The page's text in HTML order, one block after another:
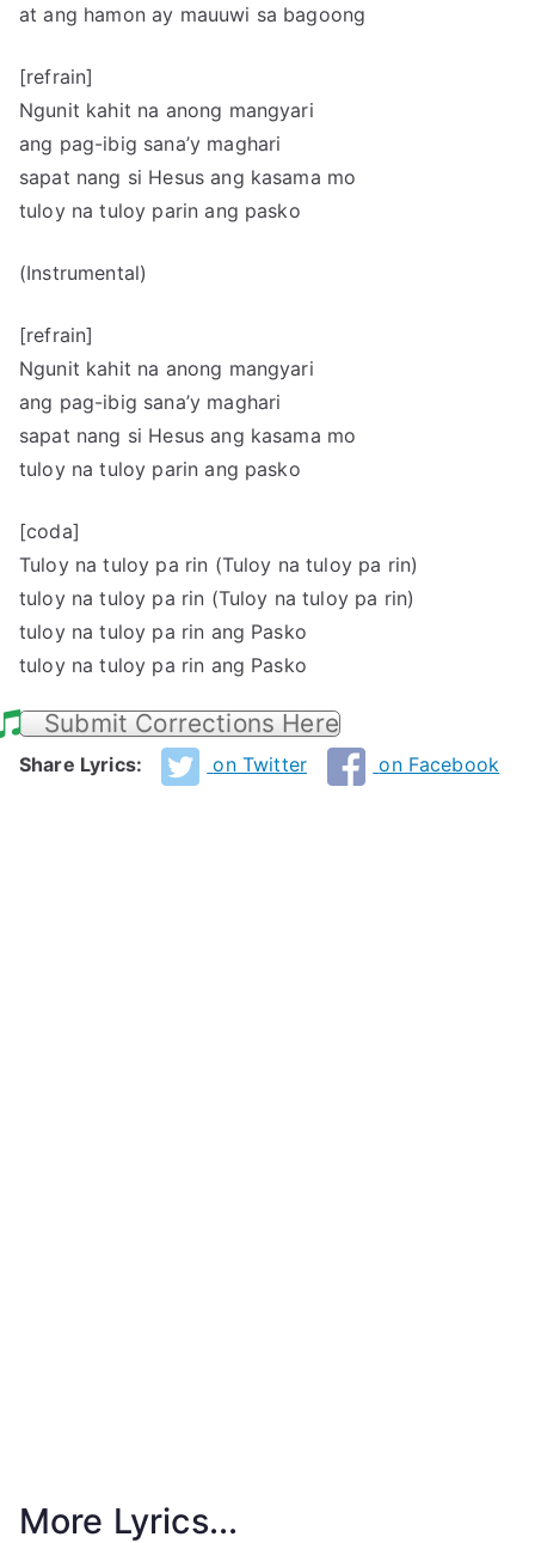
at ang hamon ay mauuwi sa bagoong
[refrain]
Ngunit kahit na anong mangyari
ang pag-ibig sana’y maghari
sapat nang si Hesus ang kasama mo
tuloy na tuloy parin ang pasko
(Instrumental)
[refrain]
Ngunit kahit na anong mangyari
ang pag-ibig sana’y maghari
sapat nang si Hesus ang kasama mo
tuloy na tuloy parin ang pasko
[coda]
Tuloy na tuloy pa rin (Tuloy na tuloy pa rin)
tuloy na tuloy pa rin (Tuloy na tuloy pa rin)
tuloy na tuloy pa rin ang Pasko
tuloy na tuloy pa rin ang Pasko
Submit Corrections Here
Share Lyrics: on Twitter on Facebook
More Lyrics...